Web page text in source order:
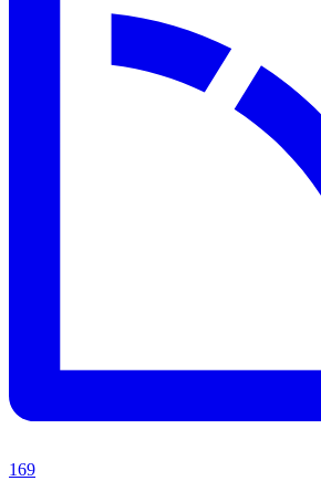
169